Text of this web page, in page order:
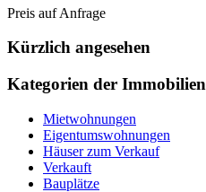
Preis auf Anfrage
Kürzlich angesehen
Kategorien der Immobilien
Mietwohnungen
Eigentumswohnungen
Häuser zum Verkauf
Verkauft
Bauplätze